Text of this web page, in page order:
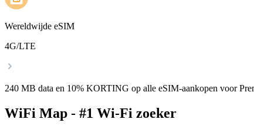
Wereldwijde eSIM
4G/LTE
240 MB data en 10% KORTING op alle eSIM-aankopen voor
WiFi Map - #1 Wi-Fi zoeker